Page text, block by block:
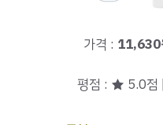
가격 : 11,630
평점 : ★ 5.0점